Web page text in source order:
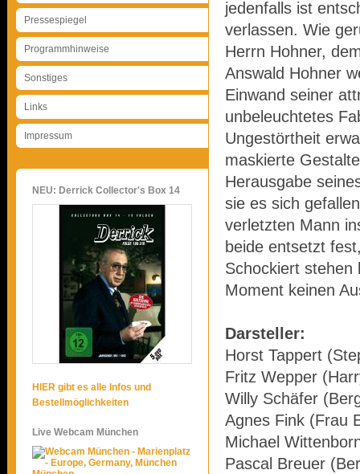
Pressespiegel
Programmhinweise
Sonstiges
Links
Impressum
NEU: Derrick Collector's Box 14
HIER gibt es alle Infos und
Bestellmöglichkeiten
Live Webcam München
jedenfalls ist
verlassen. Wie
Herrn Hohner,
Answald Hohner
Einwand seiner
unbeleuchtetes
Ungestörtheit
maskierte
Herausgabe
sie es sich
verletzten Mann
beide entsetzt
Schockiert stehen
Moment keinen
Darsteller:
Horst Tappert
Fritz Wepper
Willy Schäfer
Agnes Fink (Frau
Michael
Pascal Breuer